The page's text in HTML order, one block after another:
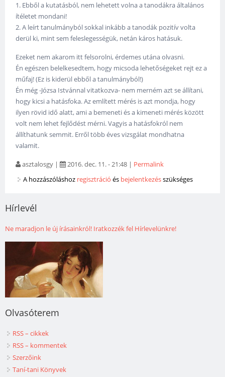
1. Ebből a kutatásból, nem lehetett volna a tanodákra általános
ítéletet mondani!
2. A leírt tanulmányból sokkal inkább a tanodák pozitív volta
derül ki, mint sem feleslegességük, netán káros hatásuk.
Ezeket nem akarom itt felsorolni, érdemes utána olvasni.
Én egészen belelkesedtem, hogy micsoda lehetőségeket rejt ez a
műfaj! (Ez is kiderül ebből a tanulmányból!)
Én még -Józsa Istvánnal vitatkozva- nem merném azt se állítani,
hogy kicsi a hatásfoka. Az említett mérés is azt mondja, hogy
ilyen rövid idő alatt, ami a bemeneti és a kimeneti mérés között
volt nem lehet fejlődést mérni. Vagyis a hatásfokról nem
állíthatunk semmit. Erről több éves vizsgálat mondhatna
valamit.
asztalosgy | 2016. dec. 11. - 21:48 | Permalink
A hozzászóláshoz regisztráció és bejelentkezésszükséges
Hírlevél
Ne maradjon le új írásainkról! Iratkozzék fel Hírlevelünkre!
Olvasóterem
RSS – cikkek
RSS – kommentek
Szerzőink
Taní-tani Könyvek